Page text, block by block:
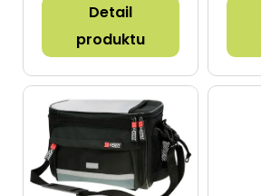
Detail
produktu